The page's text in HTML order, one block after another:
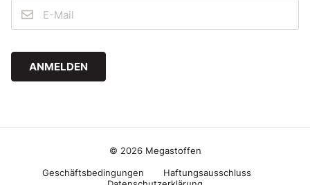
ANMELDEN
© 2026 Megastoffen
Geschäftsbedingungen
Haftungsausschluss